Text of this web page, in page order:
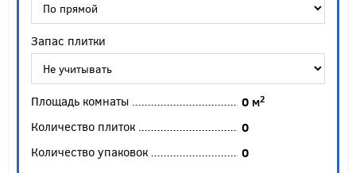
Запас плитки
Площадь комнаты 0 м2
Количество плиток
0
Количество упаковок
0